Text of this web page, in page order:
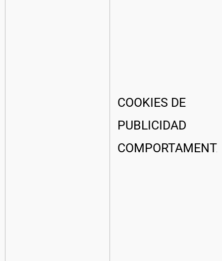
COOKIES DE
PUBLICIDAD